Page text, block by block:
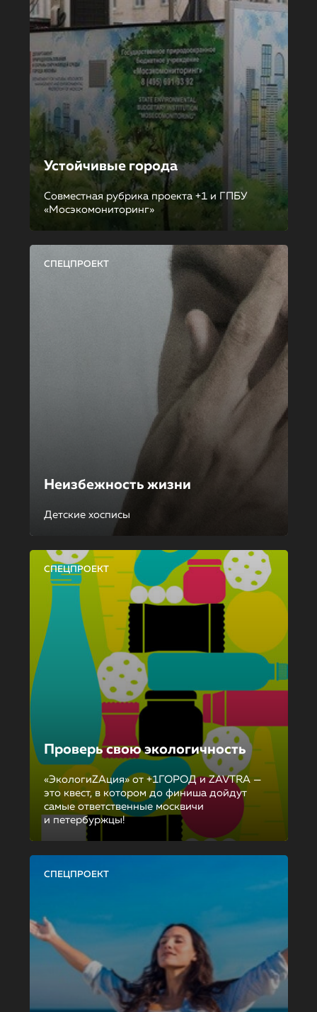
Устойчивые города
Совместная рубрика проекта +1 и ГПБУ
«Мосэкомониторинг»
СПЕЦПРОЕКТ
Неизбежность жизни
Детские хосписы
СПЕЦПРОЕКТ
Проверь свою экологичность
«ЭкологиZAция» от +1ГОРОД и ZAVTRA —
это квест, в котором до финиша дойдут
самые ответственные москвичи
и петербуржцы!
СПЕЦПРОЕКТ